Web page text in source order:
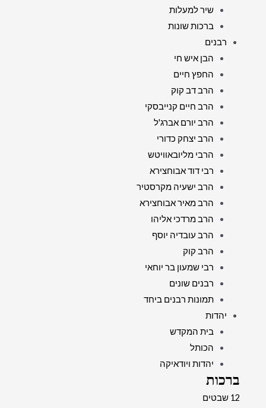
שיר למעלות
ברכות שונות
רבנים
הבן איש חי
החפץ חיים
הרב דב קוק
הרב חיים קנייבסקי
הרב יורם אברג'ל
הרב יצחק כדורי
הרבי מליובאוויטש
רבי דוד אבוחצירא
הרב ישעיה מקרסטיר
הרב מאיר אבוחצירא
הרב מרדכי אליהו
הרב עובדיה יוסף
הרב קוק
רבי שמעון בר יוחאי
רבנים שונים
תמונות רבנים ביחד
יהדות
בית המקדש
הכותל
יהדות ויודאיקה
ברכות
12 שבטים